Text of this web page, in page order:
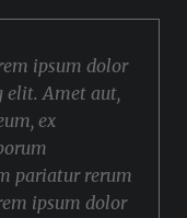
ipsum dolor
elit. Amet aut,
ex
pariatur rerum
ipsum dolor